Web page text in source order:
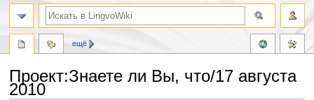
Проект:Знаете ли Вы, что/17 августа
2010
ещё